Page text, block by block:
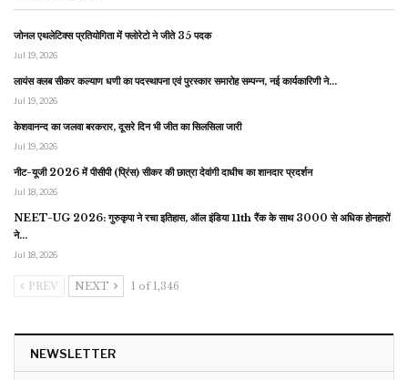
जोनल एथलेटिक्स प्रतियोगिता में फ्लोरेटो ने जीते 35 पदक
Jul 19, 2026
लायंस क्लब सीकर कल्याण धणी का पदस्थापना एवं पुरस्कार समारोह सम्पन्न, नई कार्यकारिणी ने…
Jul 19, 2026
केशवानन्द का जलवा बरकरार, दूसरे दिन भी जीत का सिलसिला जारी
Jul 19, 2026
नीट-यूजी 2026 में पीसीपी (प्रिंस) सीकर की छात्रा देवांगी दाधीच का शानदार प्रदर्शन
Jul 18, 2026
NEET-UG 2026: गुरुकृपा ने रचा इतिहास, ऑल इंडिया 11th रैंक के साथ 3000 से अधिक होनहारों
ने…
Jul 18, 2026
PREV NEXT 1 of 1,346
NEWSLETTER